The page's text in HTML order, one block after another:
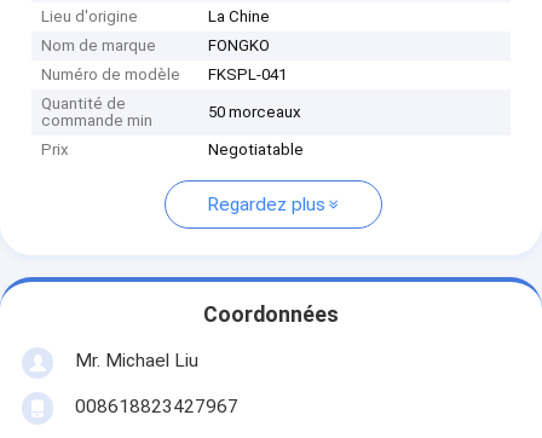
Lieu d'origine
La Chine
Nom de marque
FONGKO
Numéro de modèle
FKSPL-041
Quantité de
commande min
50 morceaux
Prix Negotiatable
Regardez plus
Coordonnées
Mr. Michael Liu
008618823427967